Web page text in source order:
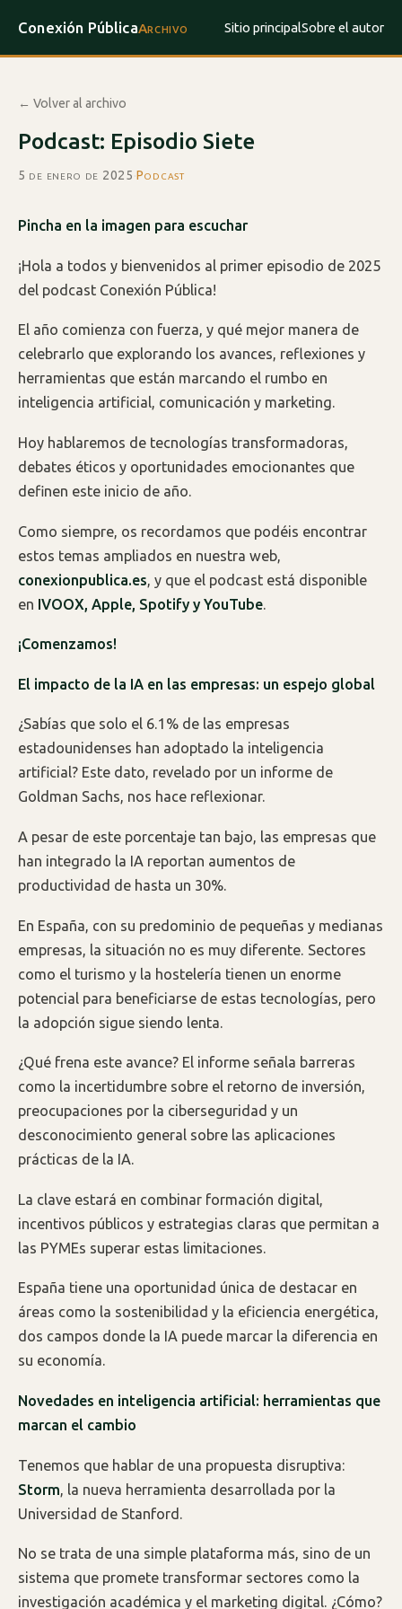
Conexión PúblicaArchivo Sitio principalSobre el autor
← Volver al archivo
Podcast: Episodio Siete
5 de enero de 2025·Podcast
Pincha en la imagen para escuchar
¡Hola a todos y bienvenidos al primer episodio de 2025
del podcast Conexión Pública!
El año comienza con fuerza, y qué mejor manera de
celebrarlo que explorando los avances, reflexiones y
herramientas que están marcando el rumbo en
inteligencia artificial, comunicación y marketing.
Hoy hablaremos de tecnologías transformadoras,
debates éticos y oportunidades emocionantes que
definen este inicio de año.
Como siempre, os recordamos que podéis encontrar
estos temas ampliados en nuestra web,
conexionpublica.es , y que el podcast está disponible
en IVOOX, Apple, Spotify y YouTube
¡Comenzamos!
El impacto de la IA en las empresas: un espejo global
¿Sabías que solo el 6.1% de las empresas
estadounidenses han adoptado la inteligencia
artificial? Este dato, revelado por un informe de
Goldman Sachs, nos hace reflexionar.
A pesar de este porcentaje tan bajo, las empresas que
han integrado la IA reportan aumentos de
productividad de hasta un 30%.
En España, con su predominio de pequeñas y medianas
empresas, la situación no es muy diferente. Sectores
como el turismo y la hostelería tienen un enorme
potencial para beneficiarse de estas tecnologías, pero
la adopción sigue siendo lenta.
¿Qué frena este avance? El informe señala barreras
como la incertidumbre sobre el retorno de inversión,
preocupaciones por la ciberseguridad y un
desconocimiento general sobre las aplicaciones
prácticas de la IA.
La clave estará en combinar formación digital,
incentivos públicos y estrategias claras que permitan a
las PYMEs superar estas limitaciones.
España tiene una oportunidad única de destacar en
áreas como la sostenibilidad y la eficiencia energética,
dos campos donde la IA puede marcar la diferencia en
su economía.
Novedades en inteligencia artificial: herramientas que
marcan el cambio
Tenemos que hablar de una propuesta disruptiva:
Storm , la nueva herramienta desarrollada por la
Universidad de Stanford.
No se trata de una simple plataforma más, sino de un
sistema que promete transformar sectores como la
investigación académica y el marketing digital. ¿Cómo?